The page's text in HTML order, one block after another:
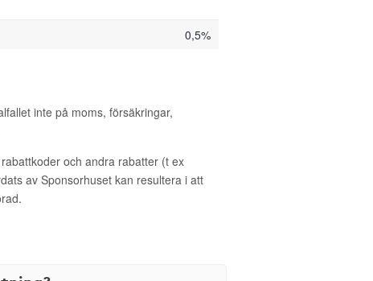
0,5%
inte på moms, försäkringar,
och andra rabatter (t ex
av Sponsorhuset kan resultera i att